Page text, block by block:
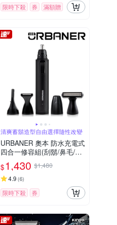
限時下殺 券 滿額贈
清爽蓄鬍造型自由選擇隨性改變
URBANER 奧本 防水充電式
四合一修容組(刮鬍/鼻毛/修
鬍/修容刀) MB-990 (電動刮
鬍刀/電動鼻毛刀/電動鼻毛
剪/鼻毛/鼻毛修剪器/電動鼻
毛修剪器/修鬍刀)
$1,430 $1,480
4.9 (6)
限時下殺 券